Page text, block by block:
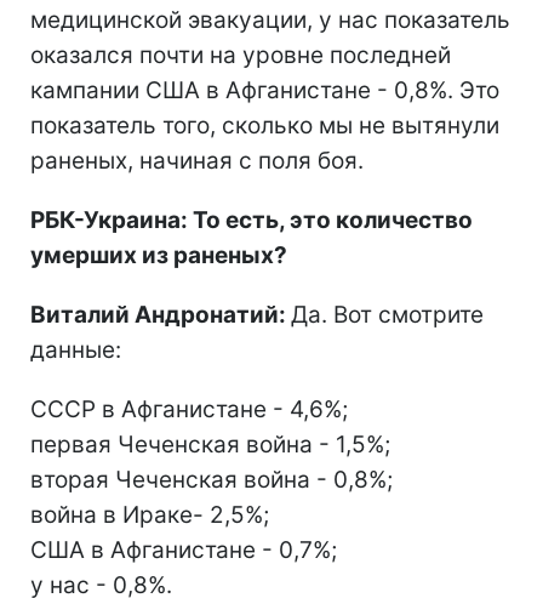
медицинской эвакуации, у нас показатель
оказался почти на уровне последней
кампании США в Афганистане - 0,8%. Это
показатель того, сколько мы не вытянули
раненых, начиная с поля боя.
РБК-Украина: То есть, это количество
умерших из раненых?
Виталий Андронатий: Да. Вот смотрите
данные:
СССР в Афганистане - 4,6%;
первая Чеченская война - 1,5%;
вторая Чеченская война - 0,8%;
война в Ираке- 2,5%;
США в Афганистане - 0,7%;
у нас - 0,8%.